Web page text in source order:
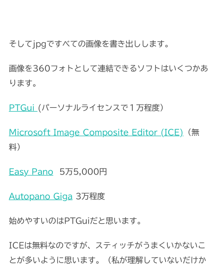
そしてjpgですべての画像を書き出しします。
画像を360フォトとして連結できるソフトはいくつかあ
ります。
PTGui (パーソナルライセンスで１万程度）
Microsoft Image Composite Editor (ICE)
（無
料）
Easy Pano 5万5,000円
Autopano Giga 3万程度
始めやすいのはPTGuiだと思います。
ICEは無料なのですが、スティッチがうまくいかないこ
とが多いように思います。（私が理解していないだけか